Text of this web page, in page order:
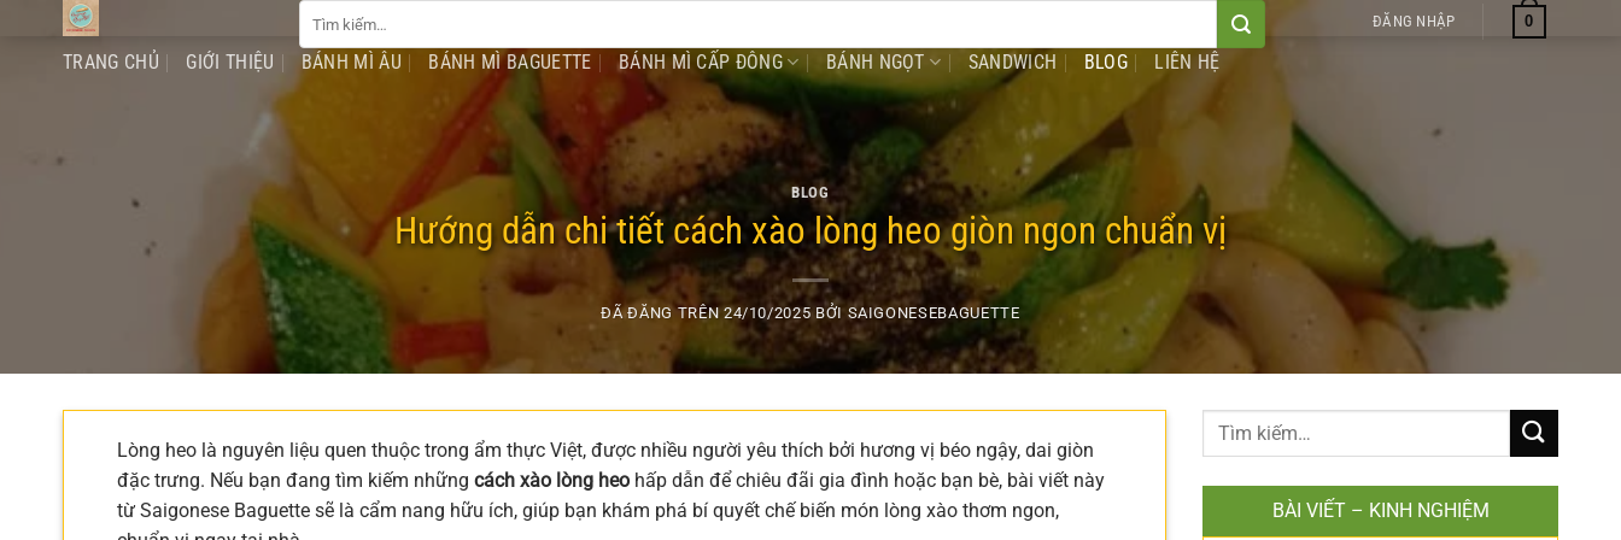
kiếm:
ĐĂNG NHẬP 0
TRANG CHỦ GIỚI THIỆU BÁNH MÌ ÂU BÁNH MÌ BAGUETTE BÁNH MÌ CẤP ĐÔNG BÁNH NGỌT SANDWICH BLOG LIÊN HỆ
BLOG
Hướng dẫn chi tiết cách xào lòng heo giòn ngon chuẩn vị
ĐÃ ĐĂNG TRÊN 24/10/2025 BỞI SAIGONESEBAGUETTE
Lòng heo là nguyên liệu quen thuộc trong ẩm thực Việt, được nhiều người yêu thích bởi hương vị béo ngậy, dai giòn
đặc trưng. Nếu bạn đang tìm kiếm những cách xào lòng heo hấp dẫn để chiêu đãi gia đình hoặc bạn bè, bài viết này
từ Saigonese Baguette sẽ là cẩm nang hữu ích, giúp bạn khám phá bí quyết chế biến món lòng xào thơm ngon,
BÀI VIẾT – KINH NGHIỆM